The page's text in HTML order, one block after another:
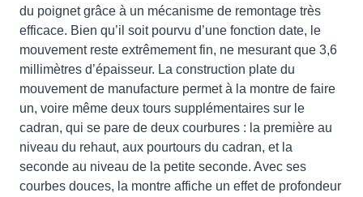
du poignet grâce à un mécanisme de remontage très
efficace. Bien qu’il soit pourvu d’une fonction date, le
mouvement reste extrêmement fin, ne mesurant que 3,6
millimètres d’épaisseur. La construction plate du
mouvement de manufacture permet à la montre de faire
un, voire même deux tours supplémentaires sur le
cadran, qui se pare de deux courbures : la première au
niveau du rehaut, aux pourtours du cadran, et la
seconde au niveau de la petite seconde. Avec ses
courbes douces, la montre affiche un effet de profondeur